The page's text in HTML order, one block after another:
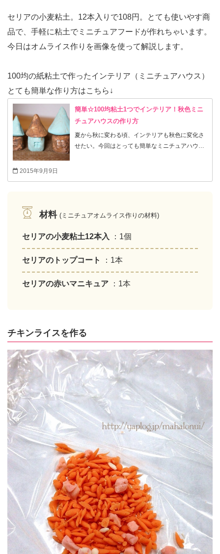
セリアの小麦粘土。12本入りで108円。とても使いやす商
品で、手軽に粘土でミニチュアフードが作れちゃいます。
今日はオムライス作りを画像を使って解説します。
100均の紙粘土で作ったインテリア（ミニチュアハウス）
とても簡単な作り方はこちら↓
簡単☆100均粘土1つでインテリア！秋色ミニ
チュアハウスの作り方
夏から秋に変わる頃、インテリアも秋色に変化さ
せたい。今回はとっても簡単なミニチュアハウス
明るい色で作ってもきっと可愛いです。 シンプル
ので作ってみて下さい。
2015年9月9日
材料 (ミニチュアオムライス作りの材料)
セリアの小麦粘土12本入 ：1個
セリアのトップコート ：1本
セリアの赤いマニキュア ：1本
チキンライスを作る